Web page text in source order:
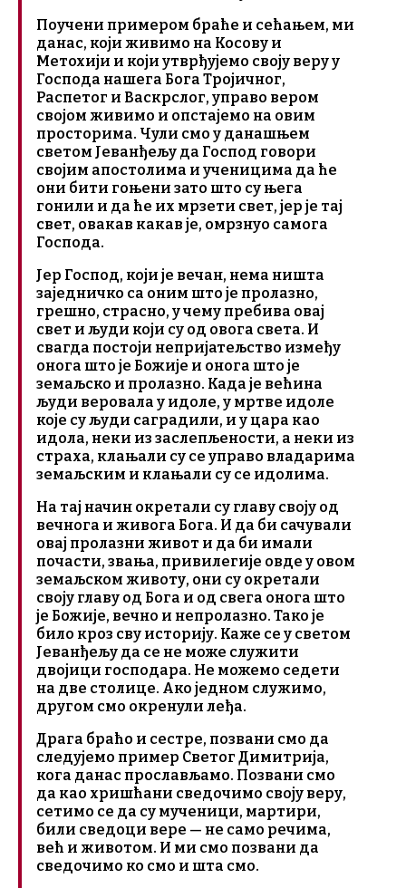
Поучени примером браће и сећањем, ми
данас, који живимо на Косову и
Метохији и који утврђујемо своју веру у
Господа нашега Бога Тројичног,
Распетог и Васкрслог, управо вером
својом живимо и опстајемо на овим
просторима. Чули смо у данашњем
светом Јеванђељу да Господ говори
својим апостолима и ученицима да ће
они бити гоњени зато што су њега
гонили и да ће их мрзети свет, јер је тај
свет, овакав какав је, омрзнуо самога
Господа.
Јер Господ, који је вечан, нема ништа
заједничко са оним што је пролазно,
грешно, страсно, у чему пребива овај
свет и људи који су од овога света. И
свагда постоји непријатељство између
онога што је Божије и онога што је
земаљско и пролазно. Када је већина
људи веровала у идоле, у мртве идоле
које су људи саградили, и у цара као
идола, неки из заслепљености, а неки из
страха, клањали су се управо владарима
земаљским и клањали су се идолима.
На тај начин окретали су главу своју од
вечнога и живога Бога. И да би сачували
овај пролазни живот и да би имали
почасти, звања, привилегије овде у овом
земаљском животу, они су окретали
своју главу од Бога и од свега онога што
је Божије, вечно и непролазно. Тако је
било кроз сву историју. Каже се у светом
Јеванђељу да се не може служити
двојици господара. Не можемо седети
на две столице. Ако једном служимо,
другом смо окренули леђа.
Драга браћо и сестре, позвани смо да
следујемо пример Светог Димитрија,
кога данас прослављамо. Позвани смо
да као хришћани сведочимо своју веру,
сетимо се да су мученици, мартири,
били сведоци вере — не само речима,
већ и животом. И ми смо позвани да
сведочимо ко смо и шта смо.